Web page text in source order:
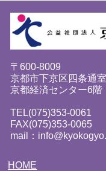
〒600-8009
京都市下京区四条通
京都経済センター6階
TEL(075)353-0061
FAX(075)353-0065
mail：
HOME